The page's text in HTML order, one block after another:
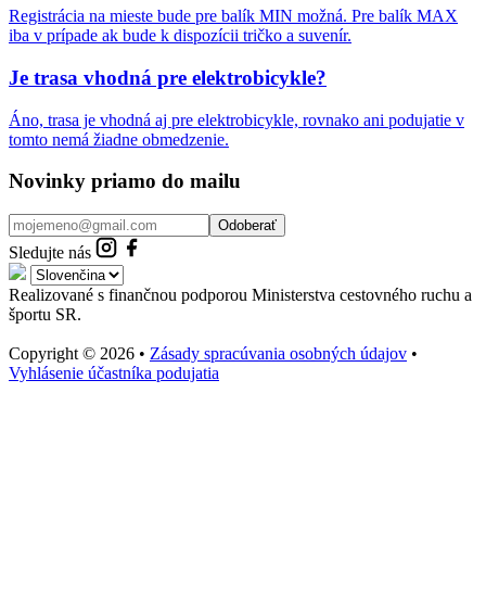
Registrácia na mieste bude pre balík MIN možná. Pre balík MAX
iba v prípade ak bude k dispozícii tričko a suvenír.
Je trasa vhodná pre elektrobicykle?
Áno, trasa je vhodná aj pre elektrobicykle, rovnako ani podujatie v
tomto nemá žiadne obmedzenie.
Novinky priamo do mailu
Odoberať
Sledujte nás
Realizované s finančnou podporou Ministerstva cestovného ruchu a
športu SR.
Copyright © 2026 • Zásady spracúvania osobných údajov •
Vyhlásenie účastníka podujatia